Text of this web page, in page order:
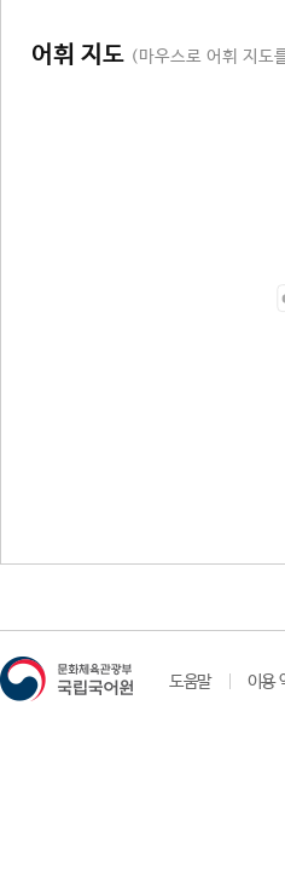
어휘 지도 (마우스로 어휘 지도
도움말 이용